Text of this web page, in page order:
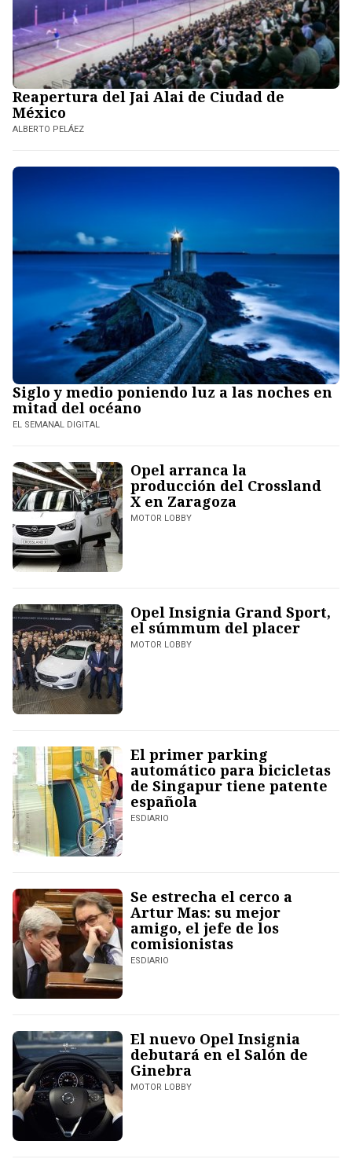
Reapertura del Jai Alai de Ciudad de
México
ALBERTO PELÁEZ
Siglo y medio poniendo luz a las noches en
mitad del océano
EL SEMANAL DIGITAL
Opel arranca la
producción del Crossland
X en Zaragoza
MOTOR LOBBY
Opel Insignia Grand Sport,
el súmmum del placer
MOTOR LOBBY
El primer parking
automático para bicicletas
de Singapur tiene patente
española
ESDIARIO
Se estrecha el cerco a
Artur Mas: su mejor
amigo, el jefe de los
comisionistas
ESDIARIO
El nuevo Opel Insignia
debutará en el Salón de
Ginebra
MOTOR LOBBY